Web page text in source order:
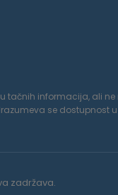
informacija, ali
se dostupnost u
zadržava.